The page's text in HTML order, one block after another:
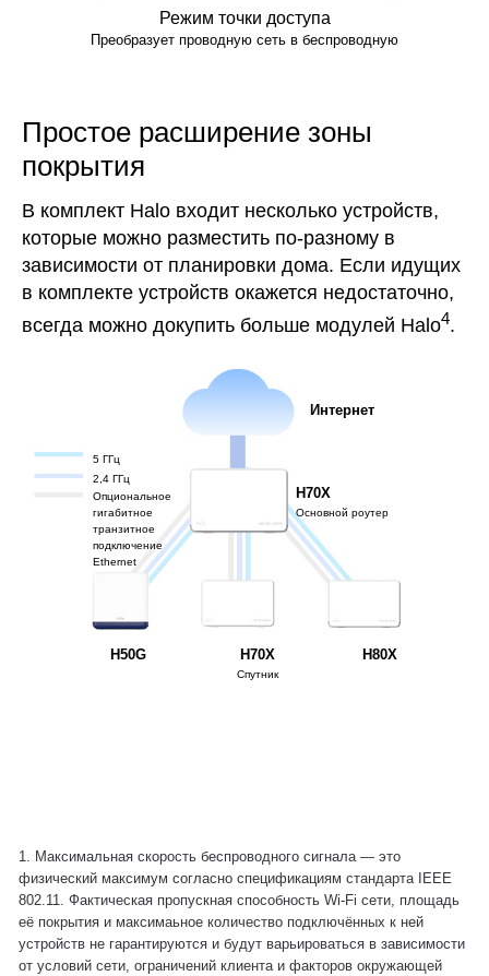
Режим точки доступа
Преобразует проводную сеть в беспроводную
Простое расширение зоны
покрытия
В комплект Halo входит несколько устройств,
которые можно разместить по-разному в
зависимости от планировки дома. Если идущих
в комплекте устройств окажется недостаточно,
всегда можно докупить больше модулей Halo4.
Интернет
H70X
Основной роутер
H70X
Спутник
H80X
H50G
5 ГГц
2,4 ГГц
Опциональное
гигабитное
транзитное
подключение
Ethernet
1. Максимальная скорость беспроводного сигнала — это
физический максимум согласно спецификациям стандарта IEEE
802.11. Фактическая пропускная способность Wi-Fi сети, площадь
её покрытия и максимаьное количество подключённых к ней
устройств не гарантируются и будут варьироваться в зависимости
от условий сети, ограничений клиента и факторов окружающей